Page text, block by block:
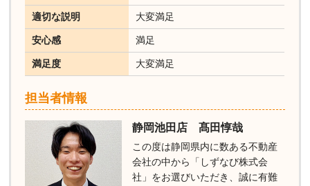
適切な説明 大変満足
安心感 満足
満足度 大変満足
担当者情報
静岡池田店 髙田惇哉
この度は静岡県内に数ある不動産
会社の中から「しずなび株式会
社」をお選びいただき、誠に有難